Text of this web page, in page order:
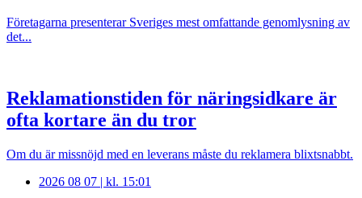
Företagarna presenterar Sveriges mest omfattande genomlysning av
det...
Reklamationstiden för näringsidkare är
ofta kortare än du tror
Om du är missnöjd med en leverans måste du reklamera blixtsnabbt.
2026 08 07 | kl. 15:01